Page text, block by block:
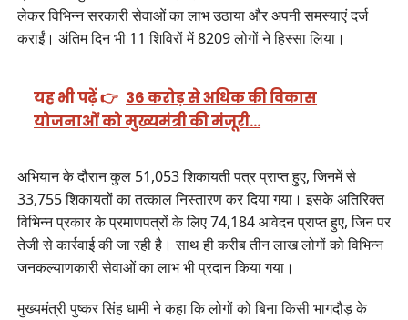
लेकर विभिन्न सरकारी सेवाओं का लाभ उठाया और अपनी समस्याएं दर्ज
कराईं। अंतिम दिन भी 11 शिविरों में 8209 लोगों ने हिस्सा लिया।
यह भी पढ़ें 👉 36 करोड़ से अधिक की विकास
योजनाओं को मुख्यमंत्री की मंजूरी…
अभियान के दौरान कुल 51,053 शिकायती पत्र प्राप्त हुए, जिनमें से
33,755 शिकायतों का तत्काल निस्तारण कर दिया गया। इसके अतिरिक्त
विभिन्न प्रकार के प्रमाणपत्रों के लिए 74,184 आवेदन प्राप्त हुए, जिन पर
तेजी से कार्रवाई की जा रही है। साथ ही करीब तीन लाख लोगों को विभिन्न
जनकल्याणकारी सेवाओं का लाभ भी प्रदान किया गया।
मुख्यमंत्री पुष्कर सिंह धामी ने कहा कि लोगों को बिना किसी भागदौड़ के